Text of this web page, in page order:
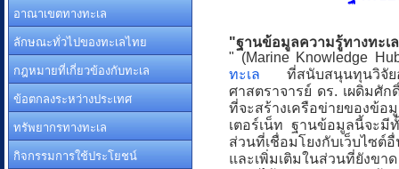
อาณาเขตทางทะเล
ลักษณะทั่วไปของทะเลไทย
กฎหมายที่เกี่ยวข้องกับทะเล
ข้อตกลงระหว่างประเทศ
ทรัพยากรทางทะเล
กิจกรรมการใช้ประโยชน์
"ฐานข้อมูลความรู้ทางทะเล
" (Marine Knowledge
ทะเล ที่สนับสนุนทุนวิจัย
ศาสตราจารย์ ดร. เผดิมศั
ที่จะสร้างเครือข่ายของข้อ
เตอร์เน็ท ฐานข้อมูลนี้จะมี
ส่วนที่เชื่อมโยงกับเว็บไซ
และเพิ่มเติมในส่วนที่ยังข